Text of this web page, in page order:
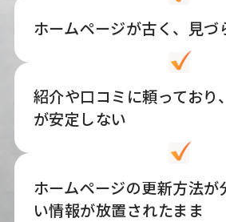
ホームページが古く、見づ
紹介や口コミに頼っており
が安定しない
ホームページの更新方法が
い情報が放置されたまま